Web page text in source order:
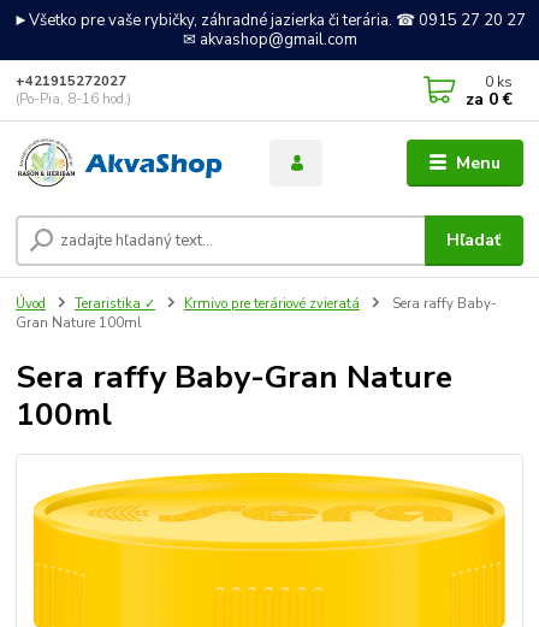
►Všetko pre vaše rybičky, záhradné jazierka či terária. ☎ 0915 27 20 27
✉ akvashop@gmail.com
Menu
Hľadať
+421915272027
(Po-Pia, 8-16 hod.)
0 ks
za 0 €
Úvod Teraristika ✓ Krmivo pre teráriové zvieratá
Sera raffy Baby-
Gran Nature 100ml
Sera raffy Baby-Gran Nature
100ml